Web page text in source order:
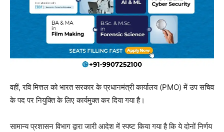
वहीं, रवि मित्तल को भारत सरकार के प्रधानमंत्री कार्यालय (PMO) में उप सचिव
के पद पर नियुक्ति के लिए कार्यमुक्त कर दिया गया है।
सामान्य प्रशासन विभाग द्वारा जारी आदेश में स्पष्ट किया गया है कि ये दोनों निर्णय